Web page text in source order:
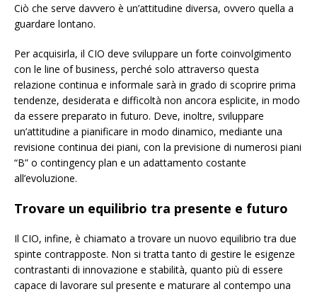
Ciò che serve davvero è un’attitudine diversa, ovvero quella a
guardare lontano.
Per acquisirla, il CIO deve sviluppare un forte coinvolgimento
con le line of business, perché solo attraverso questa
relazione continua e informale sarà in grado di scoprire prima
tendenze, desiderata e difficoltà non ancora esplicite, in modo
da essere preparato in futuro. Deve, inoltre, sviluppare
un’attitudine a pianificare in modo dinamico, mediante una
revisione continua dei piani, con la previsione di numerosi piani
“B” o contingency plan e un adattamento costante
all’evoluzione.
Trovare un equilibrio tra presente e futuro
Il CIO, infine, è chiamato a trovare un nuovo equilibrio tra due
spinte contrapposte. Non si tratta tanto di gestire le esigenze
contrastanti di innovazione e stabilità, quanto più di essere
capace di lavorare sul presente e maturare al contempo una